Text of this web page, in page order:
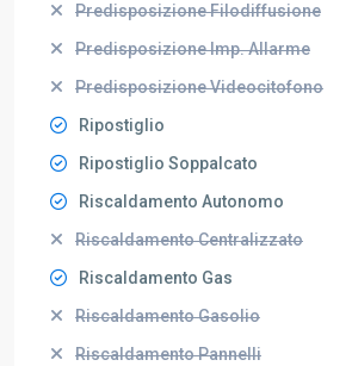
Predisposizione Filodiffusione
Predisposizione Imp. Allarme
Predisposizione Videocitofono
Ripostiglio
Ripostiglio Soppalcato
Riscaldamento Autonomo
Riscaldamento Centralizzato
Riscaldamento Gas
Riscaldamento Gasolio
Riscaldamento Pannelli